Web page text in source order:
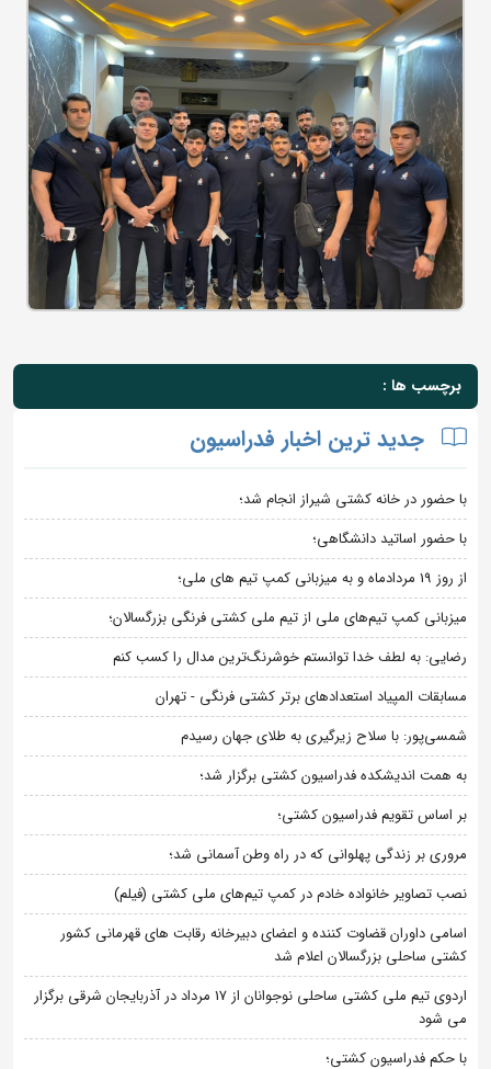
برچسب ها :
جدید ترین اخبار فدراسیون
با حضور در خانه کشتی شیراز انجام شد؛
با حضور اساتید دانشگاهی؛
از روز 19 مردادماه و به میزبانی کمپ تیم های ملی؛
میزبانی کمپ تیم‌های ملی از تیم ملی کشتی فرنگی بزرگسالان؛
رضایی: به لطف خدا توانستم خوشرنگ‌ترین مدال را کسب کنم
مسابقات المپیاد استعدادهای برتر کشتی فرنگی - تهران
شمسی‌پور: با سلاح زیرگیری به طلای جهان رسیدم
به همت اندیشکده فدراسیون کشتی برگزار شد؛
بر اساس تقویم فدراسیون کشتی؛
مروری بر زندگی پهلوانی که در راه وطن آسمانی شد؛
نصب تصاویر خانواده خادم در کمپ تیم‌های ملی کشتی (فیلم)
اسامی داوران قضاوت کننده و اعضای دبیرخانه رقابت های قهرمانی کشور
کشتی ساحلی بزرگسالان اعلام شد
اردوی تیم ملی کشتی ساحلی نوجوانان از 17 مرداد در آذربایجان شرقی برگزار
می شود
با حکم فدراسیون کشتی؛